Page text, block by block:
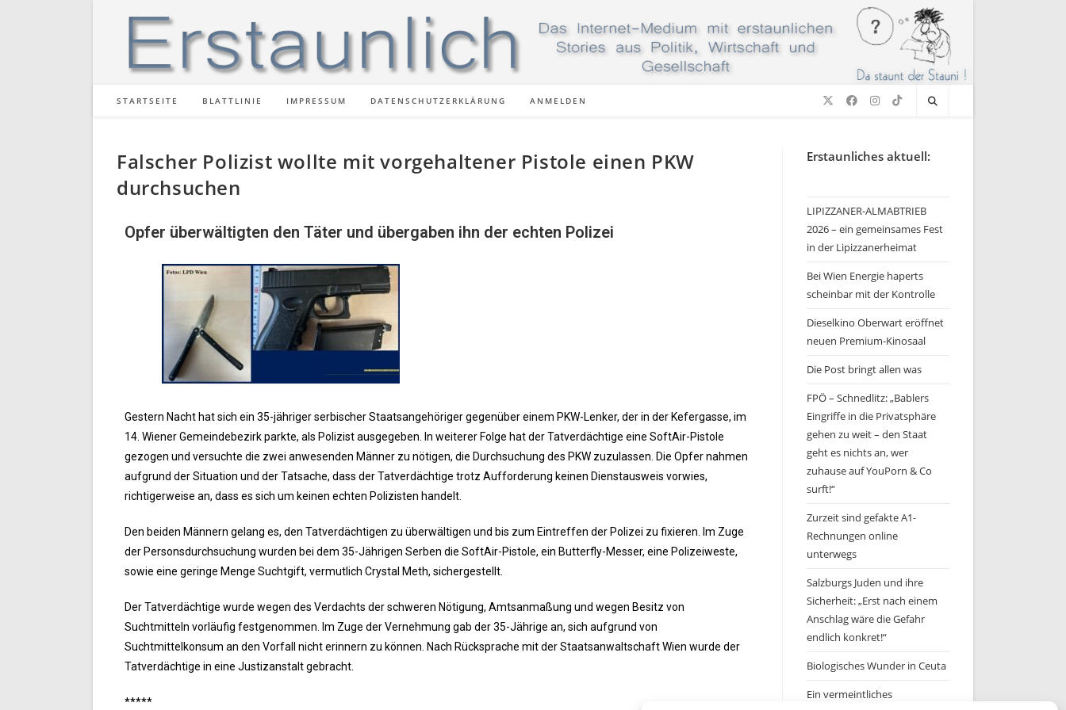
STARTSEITE BLATTLINIE IMPRESSUM DATENSCHUTZERKLÄRUNG ANMELDEN
Falscher Polizist wollte mit vorgehaltener Pistole einen PKW
durchsuchen
Opfer überwältigten den Täter und übergaben ihn der echten Polizei
Gestern Nacht hat sich ein 35-jähriger serbischer Staatsangehöriger gegenüber einem PKW-Lenker, der in der Kefergasse, im
14. Wiener Gemeindebezirk parkte, als Polizist ausgegeben. In weiterer Folge hat der Tatverdächtige eine SoftAir-Pistole
gezogen und versuchte die zwei anwesenden Männer zu nötigen, die Durchsuchung des PKW zuzulassen. Die Opfer nahmen
aufgrund der Situation und der Tatsache, dass der Tatverdächtige trotz Aufforderung keinen Dienstausweis vorwies,
richtigerweise an, dass es sich um keinen echten Polizisten handelt.
Den beiden Männern gelang es, den Tatverdächtigen zu überwältigen und bis zum Eintreffen der Polizei zu fixieren. Im Zuge
der Personsdurchsuchung wurden bei dem 35-Jährigen Serben die SoftAir-Pistole, ein Butterfly-Messer, eine Polizeiweste,
sowie eine geringe Menge Suchtgift, vermutlich Crystal Meth, sichergestellt.
Der Tatverdächtige wurde wegen des Verdachts der schweren Nötigung, Amtsanmaßung und wegen Besitz von
Suchtmitteln vorläufig festgenommen. Im Zuge der Vernehmung gab der 35-Jährige an, sich aufgrund von
Suchtmittelkonsum an den Vorfall nicht erinnern zu können. Nach Rücksprache mit der Staatsanwaltschaft Wien wurde der
Tatverdächtige in eine Justizanstalt gebracht.
*****
Erstaunliches aktuell:
LIPIZZANER-ALMABTRIEB
2026 – ein gemeinsames Fest
in der Lipizzanerheimat
Bei Wien Energie haperts
scheinbar mit der Kontrolle
Dieselkino Oberwart eröffnet
neuen Premium-Kinosaal
Die Post bringt allen was
FPÖ – Schnedlitz: „Bablers
Eingriffe in die Privatsphäre
gehen zu weit – den Staat
geht es nichts an, wer
zuhause auf YouPorn & Co
surft!“
Zurzeit sind gefakte A1-
Rechnungen online
unterwegs
Salzburgs Juden und ihre
Sicherheit: „Erst nach einem
Anschlag wäre die Gefahr
endlich konkret!“
Biologisches Wunder in Ceuta
Ein vermeintliches